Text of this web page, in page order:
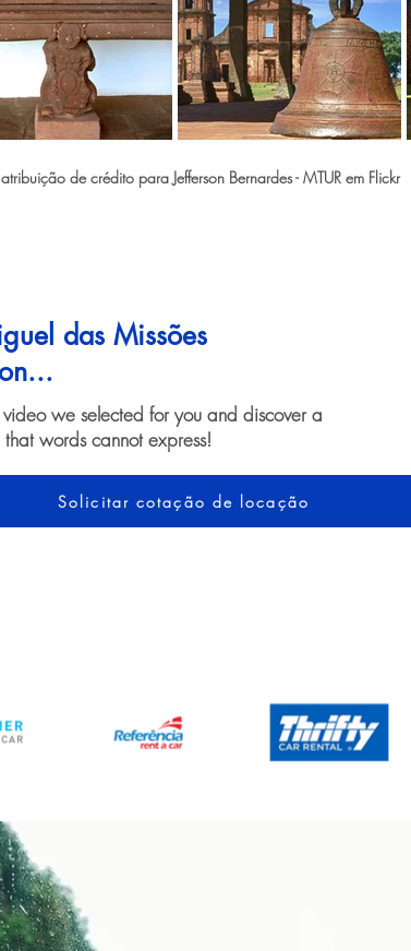
de crédito para Jefferson Bernardes - MTUR em Flickr
das Missões
we selected for you and discover a
words cannot express!
Solicitar cotação de locação